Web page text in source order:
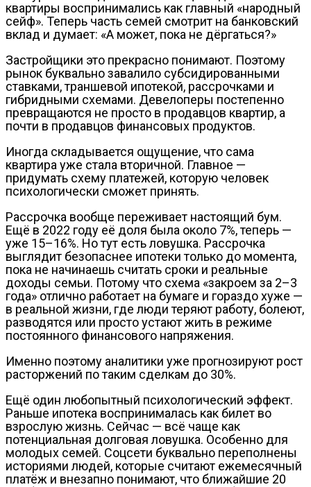
квартиры воспринимались как главный «народный
сейф». Теперь часть семей смотрит на банковский
вклад и думает: «А может, пока не дёргаться?»
Застройщики это прекрасно понимают. Поэтому
рынок буквально завалило субсидированными
ставками, траншевой ипотекой, рассрочками и
гибридными схемами. Девелоперы постепенно
превращаются не просто в продавцов квартир, а
почти в продавцов финансовых продуктов.
Иногда складывается ощущение, что сама
квартира уже стала вторичной. Главное —
придумать схему платежей, которую человек
психологически сможет принять.
Рассрочка вообще переживает настоящий бум.
Ещё в 2022 году её доля была около 7%, теперь —
уже 15–16%. Но тут есть ловушка. Рассрочка
выглядит безопаснее ипотеки только до момента,
пока не начинаешь считать сроки и реальные
доходы семьи. Потому что схема «закроем за 2–3
года» отлично работает на бумаге и гораздо хуже —
в реальной жизни, где люди теряют работу, болеют,
разводятся или просто устают жить в режиме
постоянного финансового напряжения.
Именно поэтому аналитики уже прогнозируют рост
расторжений по таким сделкам до 30%.
Ещё один любопытный психологический эффект.
Раньше ипотека воспринималась как билет во
взрослую жизнь. Сейчас — всё чаще как
потенциальная долговая ловушка. Особенно для
молодых семей. Соцсети буквально переполнены
историями людей, которые считают ежемесячный
платёж и внезапно понимают, что ближайшие 20